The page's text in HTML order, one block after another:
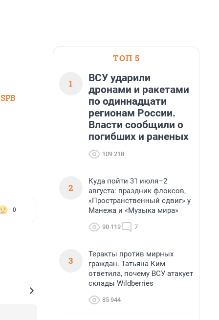
0
ТОП 5
1
ВСУ ударили
дронами и ракетами
по одиннадцати
регионам России.
Власти сообщили о
погибших и раненых
109 218
2
Куда пойти 31 июля–2
августа: праздник флоксов,
«Пространственный сдвиг» у
Манежа и «Музыка мира»
90 119 7
3
Теракты против мирных
граждан. Татьяна Ким
ответила, почему ВСУ атакует
склады Wildberries
85 944